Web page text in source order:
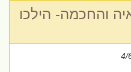
והחכמה- הילכו